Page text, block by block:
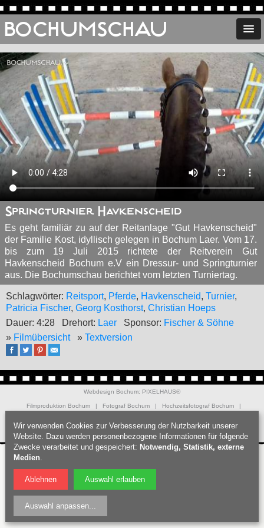
BOCHUMSCHAU
Springturnier Havkenscheid
Es geht familiär zu auf der Reitanlage "Gut Havkenscheid"
der Familie Kost, idyllisch gelegen in Bochum Laer. Vom 17.
bis zum 19 Juli 2015 richtete der Reitverein Gut
Havkenscheid Bochum e.V ein Dressur- und Springturnier
aus. Die Bochumschau berichtet vom letzten Turniertag.
Schlagwörter: Reitsport, Pferde, Havkenscheid, Turnier,
Patricia Fischer, Georg Kosthorst, Christian Hoeps
Dauer: 4:28
Drehort: Laer Sponsor: Fischer & Söhne
» Filmübersicht » Textversion
Webdesign Bochum: PIXELHAUS®
Filmproduktion Bochum | Fotograf Bochum | Hochzeitsfotograf Bochum
|
Wir verwenden Cookies zur Verbesserung der Nutzbarkeit unserer
Website. Dazu werden personenbezogene Informationen für folgende
Zwecke verarbeitet und gespeichert: Notwendig, Statistik, externe
Medien.
Ablehnen Auswahl erlauben
Auswahl anpassen...